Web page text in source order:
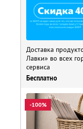
Доставка
Лавки» во всех
сервиса
Бесплатно
-100%